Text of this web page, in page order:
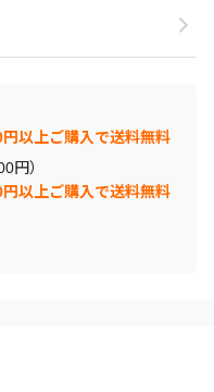
以上ご購入で送料無料
円）
以上ご購入で送料無料